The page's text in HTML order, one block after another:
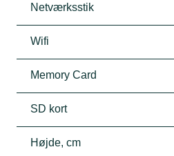
Netværksstik
Wifi
Memory Card
SD kort
Højde, cm